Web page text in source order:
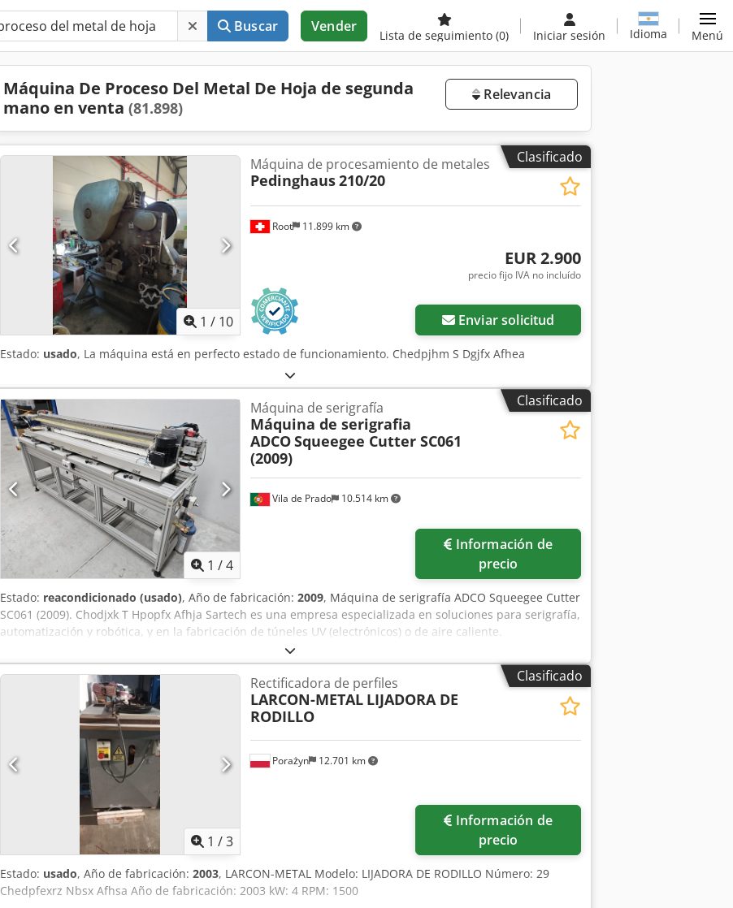
Buscar Vender
Lista de seguimiento (0) Iniciar sesión Idioma Menú
Máquina De Proceso Del Metal De Hoja de segunda
mano en venta (81.898)
Relevancia
Clasificado
1 / 10
Root 11.899 km
Máquina de procesamiento de metales
Pedinghaus210/20
EUR 2.900
precio fijo IVA no incluído
Enviar solicitud
Estado: usado, La máquina está en perfecto estado de funcionamiento. Chedpjhm S Dgjfx Afhea
Clasificado
1 /4
Vila de Prado 10.514 km
Máquina de serigrafía
Máquina de serigrafia
ADCOSqueegee Cutter SC061
(2009)
precio
Estado: reacondicionado (usado), Año de fabricación: 2009, Máquina de serigrafía ADCO Squeegee Cutter
SC061 (2009). Chodjxk T Hpopfx Afhja Sartech es una empresa especializada en soluciones para serigrafía,
automatización y robótica, y en la fabricación de túneles UV (electrónicos) o de aire caliente.
Clasificado
1 /3
Porażyn 12.701 km
Rectificadora de perfiles
LARCON-METAL LIJADORA DE
RODILLO
precio
Estado: usado, Año de fabricación: 2003, LARCON-METAL Modelo: LIJADORA DE RODILLO Número: 29
Chedpfexrz Nbsx Afhsa Año de fabricación: 2003 kW: 4 RPM: 1500